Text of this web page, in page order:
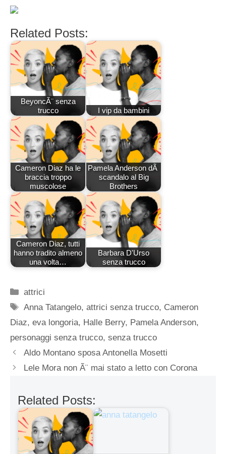
Related Posts:
BeyoncÃ¨ senza
trucco
I vip da bambini
Cameron Diaz ha le
braccia troppo
muscolose
Pamela Anderson dÃ
scandalo al Big
Brothers
Cameron Diaz, tutti
hanno tradito almeno
una volta…
Barbara D'Urso
senza trucco
Categorie
attrici
Tag
Anna Tatangelo,attrici senza trucco, Cameron
Diaz, eva longoria, Halle Berry, Pamela Anderson,
personaggi senza trucco, senza trucco
Aldo Montano sposa Antonella Mosetti
Lele Mora non Ã¨ mai stato a letto con Corona
Related Posts: